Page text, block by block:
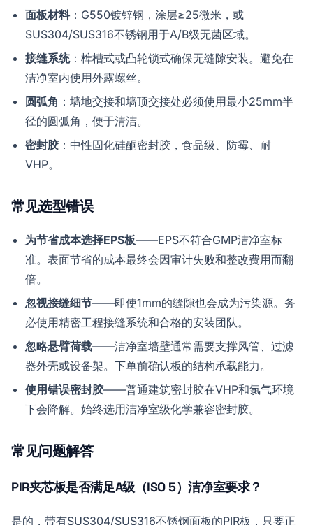
面板材料：G550镀锌钢，涂层≥25微米，或
SUS304/SUS316不锈钢用于A/B级无菌区域。
接缝系统：榫槽式或凸轮锁式确保无缝隙安装。避免在
洁净室内使用外露螺丝。
圆弧角 ：墙地交接和墙顶交接处必须使用最小25mm半
径的圆弧角，便于清洁。
密封胶 ：中性固化硅酮密封胶，食品级、防霉、耐
VHP。
常见选型错误
为节省成本选择EPS板——EPS不符合GMP洁净室标
准。表面节省的成本最终会因审计失败和整改费用而翻
倍。
忽视接缝细节——即使1mm的缝隙也会成为污染源。务
必使用精密工程接缝系统和合格的安装团队。
忽略悬臂荷载——洁净室墙壁通常需要支撑风管、过滤
器外壳或设备架。下单前确认板的结构承载能力。
使用错误密封胶——普通建筑密封胶在VHP和氯气环境
下会降解。始终选用洁净室级化学兼容密封胶。
常见问题解答
PIR夹芯板是否满足A级（ISO 5）洁净室要求？
是的，带有SUS304/SUS316不锈钢面板的PIR板，只要正